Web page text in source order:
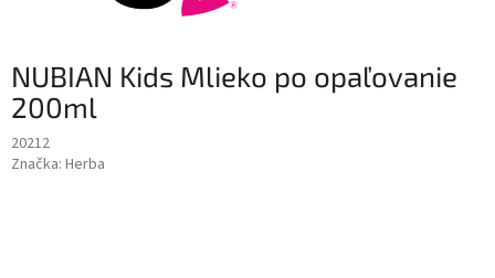
NUBIAN Kids Mlieko po opaľovanie
200ml
20212
Značka: Herba